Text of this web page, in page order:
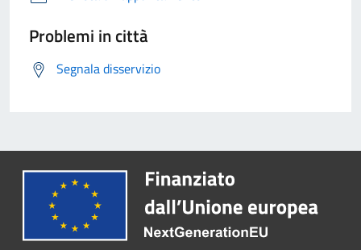
Problemi in città
Segnala disservizio